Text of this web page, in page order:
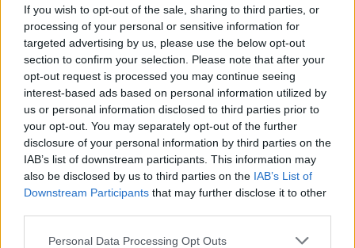
If you wish to opt-out of the sale, sharing to third parties, or
processing of your personal or sensitive information for
targeted advertising by us, please use the below opt-out
section to confirm your selection. Please note that after your
opt-out request is processed you may continue seeing
interest-based ads based on personal information utilized by
us or personal information disclosed to third parties prior to
your opt-out. You may separately opt-out of the further
disclosure of your personal information by third parties on the
IAB’s list of downstream participants. This information may
also be disclosed by us to third parties on the IAB’s List of
Downstream Participants that may further disclose it to other
Please note that this website/app uses one or more Google
Personal Data Processing Opt Outs
érzésem, hogy csak a nosztalgia miatt szeretem azt,
amit látok. Persze elhangzanak egyértelmű utalások,
és képileg, illetve a cselekmény szintjén is több ilyen
van, de számomra most úgy tűnt, hogy mindezek
nélkül is bőven megállná a helyét azAsh vs Evil Dead
Friss és jópofa, vagány horrorvígjáték, amely
ügyesen idézi meg a múlt nagyságát, az alapul
szolgáló filmek megoldásait, közben pedig
abszolút modern és divatos is. Szinte már
felháborító, mennyire működik ez a jól kitalált
formula. Ha ezt a minőséget sikerül tartani a
továbbiakban is, nem csak a mozivilág klasszikusai
között fogjuk emlegetni Sam Raimi agyszüleményét.
Én lelkes vagyok nagyon, és alig várom a folytatást!